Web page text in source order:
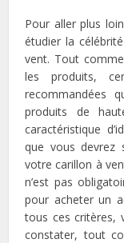
Pour aller plus
étudier la
vent. Tout
lesproduits,
recommandées
produits de
caractéristique
que vous devrez
votre carillon à
n’est pas
pour acheter un
tous ces critères,
constater, tout